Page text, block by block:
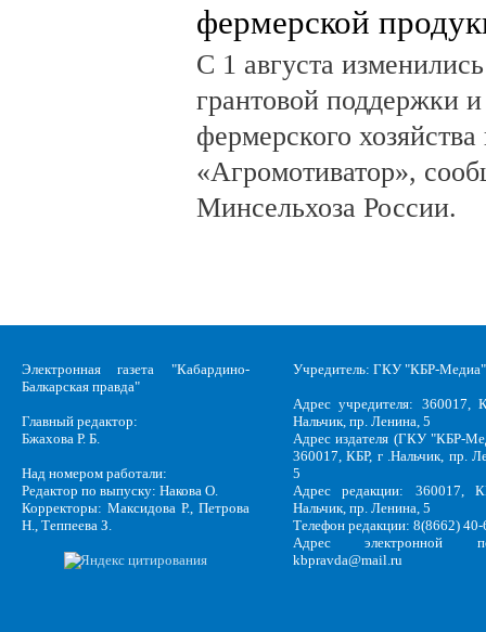
фермерской
С 1 августа
грантовой поддержки
фермерского хозяйства
«Агромотиватор»,
Минсельхоза России.
Электронная газета "Кабардино-
Балкарская правда"
Главный редактор:
Бжахова Р. Б.
Над номером работали:
Редактор по выпуску: Накова О.
Корректоры: Максидова Р., Петрова
Н., Теппеева З.
Учредитель: ГКУ "КБР-Медиа"
Адрес учредителя: 360017,
Нальчик, пр. Ленина, 5
Адрес издателя (ГКУ "КБР-
360017, КБР, г .Нальчик, пр.
5
Адрес редакции: 360017,
Нальчик, пр. Ленина, 5
Телефон редакции: 8(8662)
Адрес электронной
kbpravda@mail.ru